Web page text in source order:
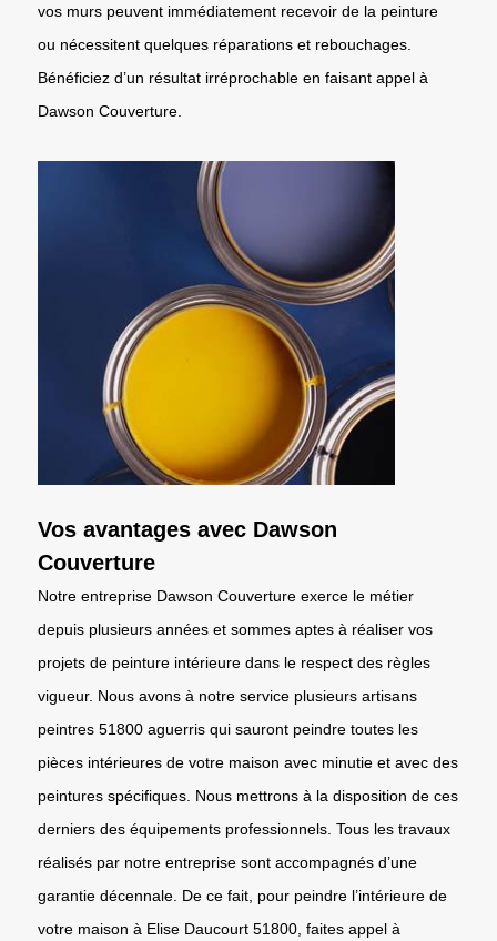
vos murs peuvent immédiatement recevoir de la peinture
ou nécessitent quelques réparations et rebouchages.
Bénéficiez d’un résultat irréprochable en faisant appel à
Dawson Couverture.
Vos avantages avec Dawson
Couverture
Notre entreprise Dawson Couverture exerce le métier
depuis plusieurs années et sommes aptes à réaliser vos
projets de peinture intérieure dans le respect des règles
vigueur. Nous avons à notre service plusieurs artisans
peintres 51800 aguerris qui sauront peindre toutes les
pièces intérieures de votre maison avec minutie et avec des
peintures spécifiques. Nous mettrons à la disposition de ces
derniers des équipements professionnels. Tous les travaux
réalisés par notre entreprise sont accompagnés d’une
garantie décennale. De ce fait, pour peindre l’intérieure de
votre maison à Elise Daucourt 51800, faites appel à